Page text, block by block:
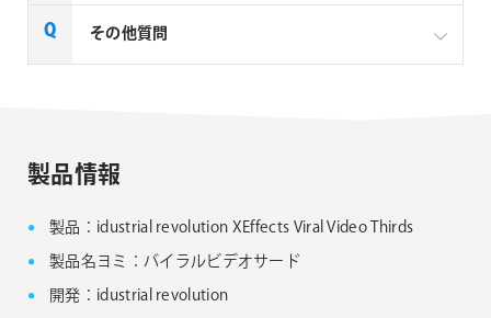
FxFactory 旧バージョンインストーラーページよりご
その他質問
製品情報
製品：idustrial revolution XEffects Viral Video Thirds
製品名ヨミ：バイラルビデオサード
開発：idustrial revolution